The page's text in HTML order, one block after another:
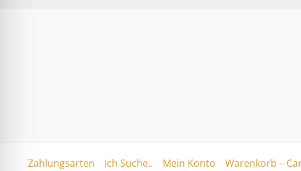
Zahlungsarten Ich Suche.. Mein Konto Warenkorb –